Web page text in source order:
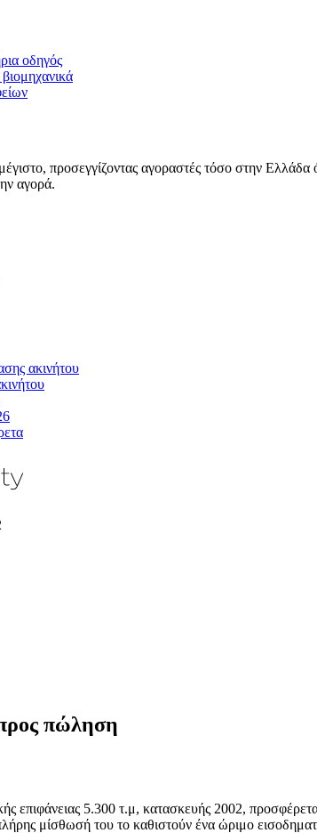
οδηγός
προσεγγίζοντας αγοραστές τόσο στην
αγορά.
ακινήτου
πώληση
επιφάνειας 5.300 τ.μ, κατασκευής 2002,
μίσθωσή του το καθιστούν ένα ώριμο